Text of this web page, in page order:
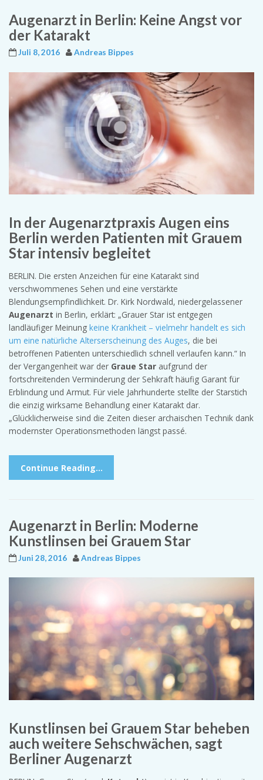
Augenarzt in Berlin: Keine Angst vor
der Katarakt
Juli 8, 2016 Andreas Bippes
In der Augenarztpraxis Augen eins
Berlin werden Patienten mit Grauem
Star intensiv begleitet
BERLIN. Die ersten Anzeichen für eine Katarakt sind
verschwommenes Sehen und eine verstärkte
Blendungsempfindlichkeit. Dr. Kirk Nordwald, niedergelassener
Augenarzt in Berlin, erklärt: „Grauer Star ist entgegen
landläufiger Meinung keine Krankheit – vielmehr handelt es sich
um eine natürliche Alterserscheinung des Auges, die bei
betroffenen Patienten unterschiedlich schnell verlaufen kann.“ In
der Vergangenheit war der Graue Star aufgrund der
fortschreitenden Verminderung der Sehkraft häufig Garant für
Erblindung und Armut. Für viele Jahrhunderte stellte der Starstich
die einzig wirksame Behandlung einer Katarakt dar.
„Glücklicherweise sind die Zeiten dieser archaischen Technik dank
modernster Operationsmethoden längst passé.
Continue Reading…
Augenarzt in Berlin: Moderne
Kunstlinsen bei Grauem Star
Juni 28, 2016 Andreas Bippes
Kunstlinsen bei Grauem Star beheben
auch weitere Sehschwächen, sagt
Berliner Augenarzt